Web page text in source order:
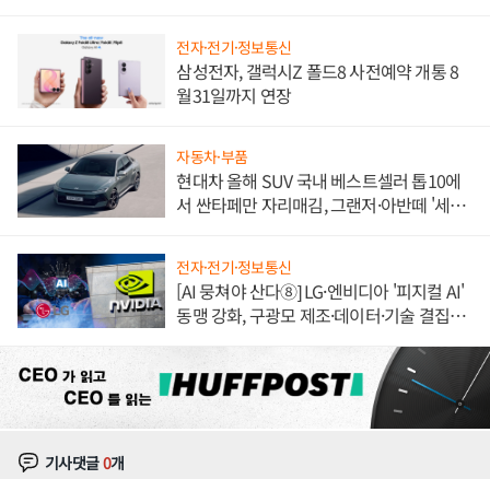
전자·전기·정보통신
삼성전자, 갤럭시Z 폴드8 사전예약 개통 8
월31일까지 연장
자동차·부품
현대차 올해 SUV 국내 베스트셀러 톱10에
서 싼타페만 자리매김, 그랜저·아반떼 '세단
전자·전기·정보통신
[AI 뭉쳐야 산다⑧] LG·엔비디아 '피지컬 AI'
동맹 강화, 구광모 제조·데이터·기술 결집
기사댓글0개